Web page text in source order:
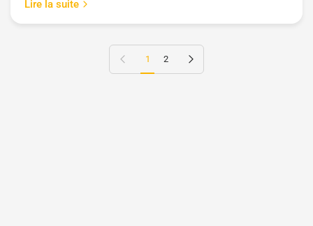
Lire la suite
Page précédente
1 2 Page suivante